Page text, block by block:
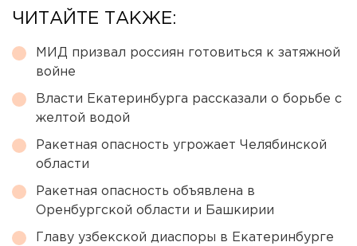
ЧИТАЙТЕ ТАКЖЕ:
МИД призвал россиян готовиться к затяжной
войне
Власти Екатеринбурга рассказали о борьбе с
желтой водой
Ракетная опасность угрожает Челябинской
области
Ракетная опасность объявлена в
Оренбургской области и Башкирии
Главу узбекской диаспоры в Екатеринбурге